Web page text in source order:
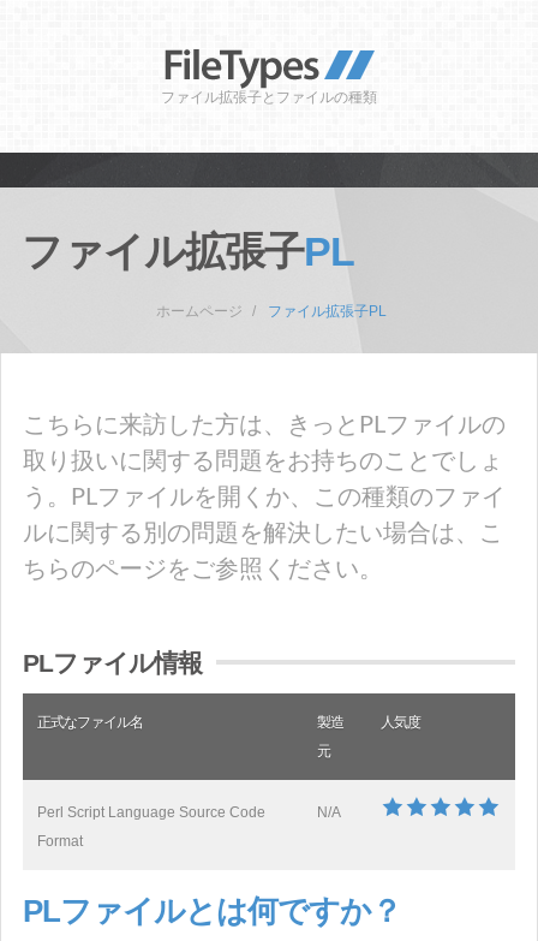
ファイル拡張子とファイルの種類
ファイル拡張子PL
ホームページ ファイル拡張子PL
こちらに来訪した方は、きっとPLファイルの
取り扱いに関する問題をお持ちのことでしょ
う。PLファイルを開くか、この種類のファイ
ルに関する別の問題を解決したい場合は、こ
ちらのページをご参照ください。
PLファイル情報
正式なファイル名
製造
元
人気度
Perl Script Language Source Code
Format
N/A
PLファイルとは何ですか？